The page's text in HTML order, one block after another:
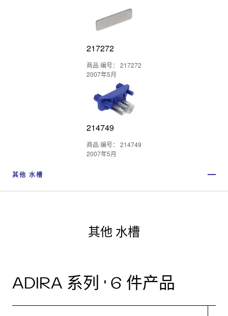
217272
商品 编号： 217272
2007年5月
214749
商品 编号： 214749
2007年5月
其他 水槽
其他 水槽
ADIRA 系列 · 6 件产品